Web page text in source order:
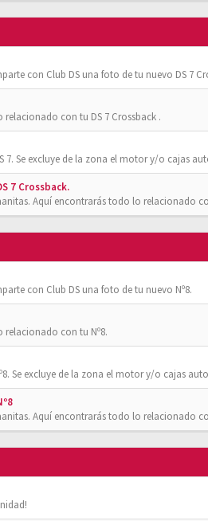
con Club DS una foto de tu nuevo DS 7
con tu DS 7 Crossback .
7. Se excluye de la zona el motor y/o cajas
7 Crossback.
Aquí encontrarás todo lo relacionado
con Club DS una foto de tu nuevo Nº8.
con tu Nº8.
Se excluye de la zona el motor y/o cajas
Aquí encontrarás todo lo relacionado